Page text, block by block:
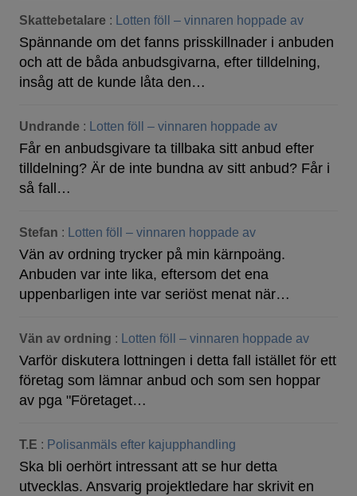
Skattebetalare : Lotten föll – vinnaren hoppade av
Spännande om det fanns prisskillnader i anbuden
och att de båda anbudsgivarna, efter tilldelning,
insåg att de kunde låta den…
Undrande : Lotten föll – vinnaren hoppade av
Får en anbudsgivare ta tillbaka sitt anbud efter
tilldelning? Är de inte bundna av sitt anbud? Får i
så fall…
Stefan : Lotten föll – vinnaren hoppade av
Vän av ordning trycker på min kärnpoäng.
Anbuden var inte lika, eftersom det ena
uppenbarligen inte var seriöst menat när…
Vän av ordning : Lotten föll – vinnaren hoppade av
Varför diskutera lottningen i detta fall istället för ett
företag som lämnar anbud och som sen hoppar
av pga "Företaget…
T.E : Polisanmäls efter kajupphandling
Ska bli oerhört intressant att se hur detta
utvecklas. Ansvarig projektledare har skrivit en